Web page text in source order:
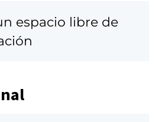
espacio libre de